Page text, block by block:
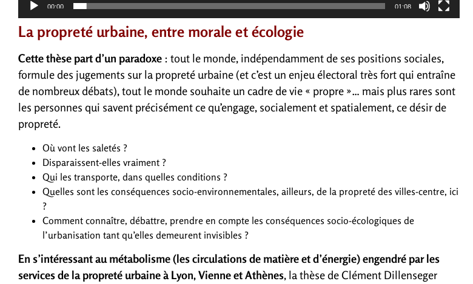
00:00 01:08
La propreté urbaine, entre morale et écologie
Cette thèse part d’un paradoxe : tout le monde, indépendamment de ses positions sociales,
formule des jugements sur la propreté urbaine (et c’est un enjeu électoral très fort qui entraîne
de nombreux débats), tout le monde souhaite un cadre de vie « propre »… mais plus rares sont
les personnes qui savent précisément ce qu’engage, socialement et spatialement, ce désir de
propreté.
Où vont les saletés ?
Disparaissent-elles vraiment ?
Qui les transporte, dans quelles conditions ?
Quelles sont les conséquences socio-environnementales, ailleurs, de la propreté des villes-centre, ici
?
Comment connaître, débattre, prendre en compte les conséquences socio-écologiques de
l’urbanisation tant qu’elles demeurent invisibles ?
En s’intéressant au métabolisme (les circulations de matière et d’énergie) engendré par les
services de la propreté urbaine à Lyon, Vienne et Athènes, la thèse de Clément Dillenseger